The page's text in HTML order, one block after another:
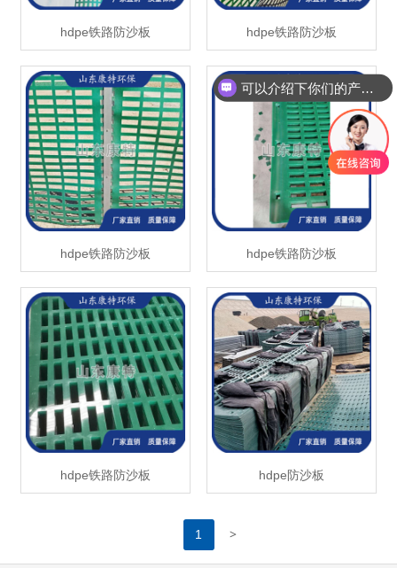
hdpe铁路防沙板 hdpe铁路防沙板
hdpe铁路防沙板 hdpe铁路防沙板
hdpe铁路防沙板 hdpe防沙板
1 >
可以介绍下你们的产品么？